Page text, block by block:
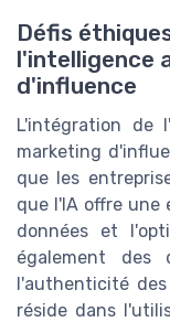
Défis
l'intelligence
d'influence
L'intégration de
marketing
que les
que l'IA offre une
données et
également des
l'authenticité
réside dans